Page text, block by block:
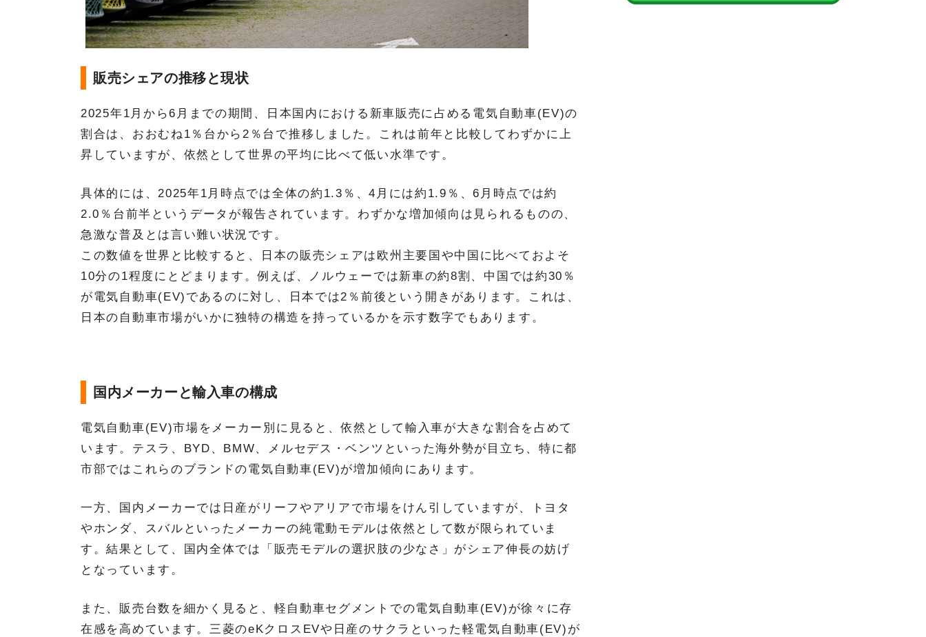
販売シェアの推移と現状
2025年1月から6月までの期間、日本国内における新車販売に占める電気自動車(EV)の
割合は、おおむね1％台から2％台で推移しました。これは前年と比較してわずかに上
昇していますが、依然として世界の平均に比べて低い水準です。
具体的には、2025年1月時点では全体の約1.3％、4月には約1.9％、6月時点では約
2.0％台前半というデータが報告されています。わずかな増加傾向は見られるものの、
急激な普及とは言い難い状況です。
この数値を世界と比較すると、日本の販売シェアは欧州主要国や中国に比べておよそ
10分の1程度にとどまります。例えば、ノルウェーでは新車の約8割、中国では約30％
が電気自動車(EV)であるのに対し、日本では2％前後という開きがあります。これは、
日本の自動車市場がいかに独特の構造を持っているかを示す数字でもあります。
国内メーカーと輸入車の構成
電気自動車(EV)市場をメーカー別に見ると、依然として輸入車が大きな割合を占めて
います。テスラ、BYD、BMW、メルセデス・ベンツといった海外勢が目立ち、特に都
市部ではこれらのブランドの電気自動車(EV)が増加傾向にあります。
一方、国内メーカーでは日産がリーフやアリアで市場をけん引していますが、トヨタ
やホンダ、スバルといったメーカーの純電動モデルは依然として数が限られていま
す。結果として、国内全体では「販売モデルの選択肢の少なさ」がシェア伸長の妨げ
となっています。
また、販売台数を細かく見ると、軽自動車セグメントでの電気自動車(EV)が徐々に存
在感を高めています。三菱のeKクロスEVや日産のサクラといった軽電気自動車(EV)が